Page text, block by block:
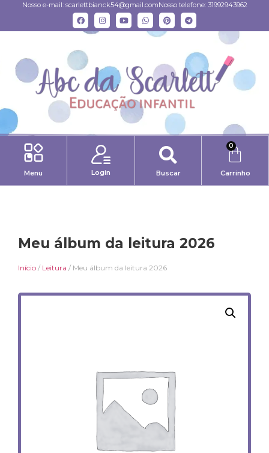
Nosso e-mail: scarlettbianck54@gmail.comNosso telefone: 31992943962
Menu Login Buscar
0
Carrinho
Meu álbum da leitura 2026
Início / Leitura / Meu álbum da leitura 2026